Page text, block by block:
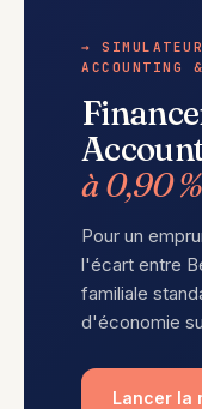
→
ACCOUNTING
à 0,90
Pour un
l'écart entre
familiale
d'économie
Lancer la